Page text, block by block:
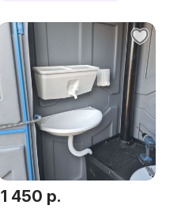
1 450 р.